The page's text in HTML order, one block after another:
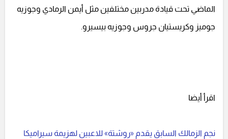
الماضي تحت قيادة مدربين مختلفين مثل أيمن الرمادي وجوزيه
جوميز وكريستيان جروس وجوزيه بيسيرو.
اقرأ أيضا
نجم الزمالك السابق يقدم «روشتة» للاعبين لهزيمة سيراميكا